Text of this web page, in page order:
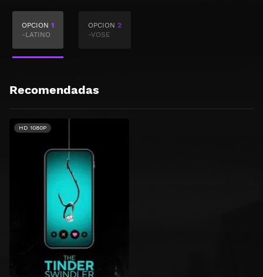
OPCION 1
-LATINO
OPCION 2
-VOSE
Recomendadas
HD 1080P